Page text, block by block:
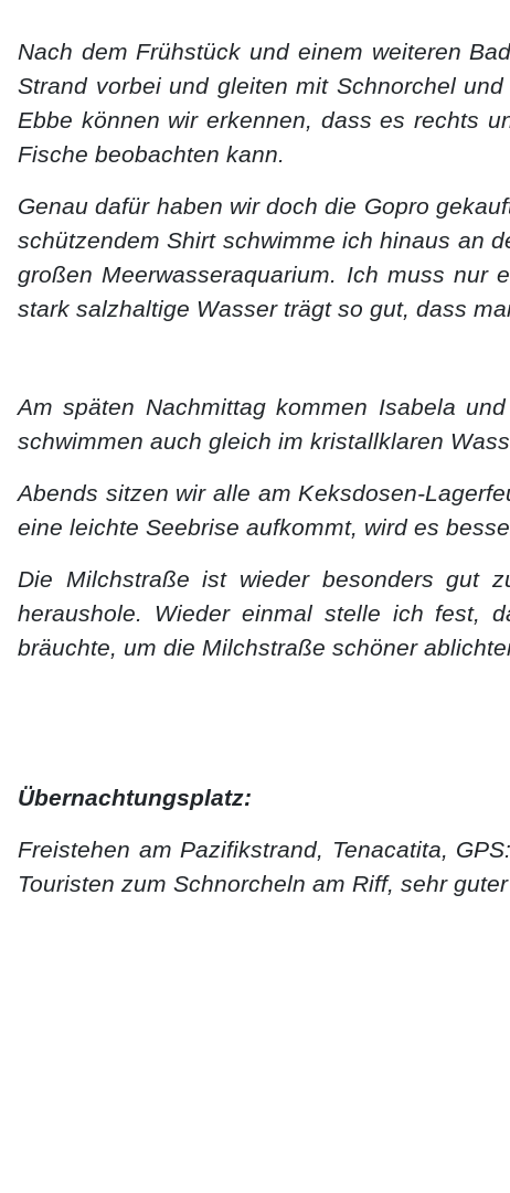
Nach dem Frühstück und einem weiteren
Strand vorbei und gleiten mit Schnorchel
Ebbe können wir erkennen, dass es rechts
Fische beobachten kann.
Genau dafür haben wir doch die Gopro
schützendem Shirt schwimme ich hinaus an
großen Meerwasseraquarium. Ich muss nur
stark salzhaltige Wasser trägt so gut, dass
Am späten Nachmittag kommen Isabela
schwimmen auch gleich im kristallklaren
Abends sitzen wir alle am Keksdosen-
eine leichte Seebrise aufkommt, wird es
Die Milchstraße ist wieder besonders gut
heraushole. Wieder einmal stelle ich fest,
bräuchte, um die Milchstraße schöner
Übernachtungsplatz:
Freistehen am Pazifikstrand, Tenacatita,
Touristen zum Schnorcheln am Riff, sehr